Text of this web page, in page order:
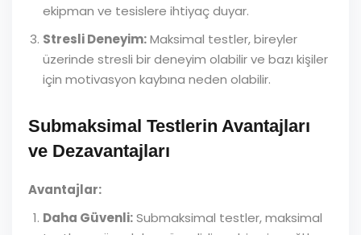
ekipman ve tesislere ihtiyaç duyar.
Stresli Deneyim:Maksimal testler, bireyler
üzerinde stresli bir deneyim olabilir ve bazı kişiler
için motivasyon kaybına neden olabilir.
Submaksimal Testlerin Avantajları
ve Dezavantajları
Avantajlar:
Daha Güvenli:Submaksimal testler, maksimal